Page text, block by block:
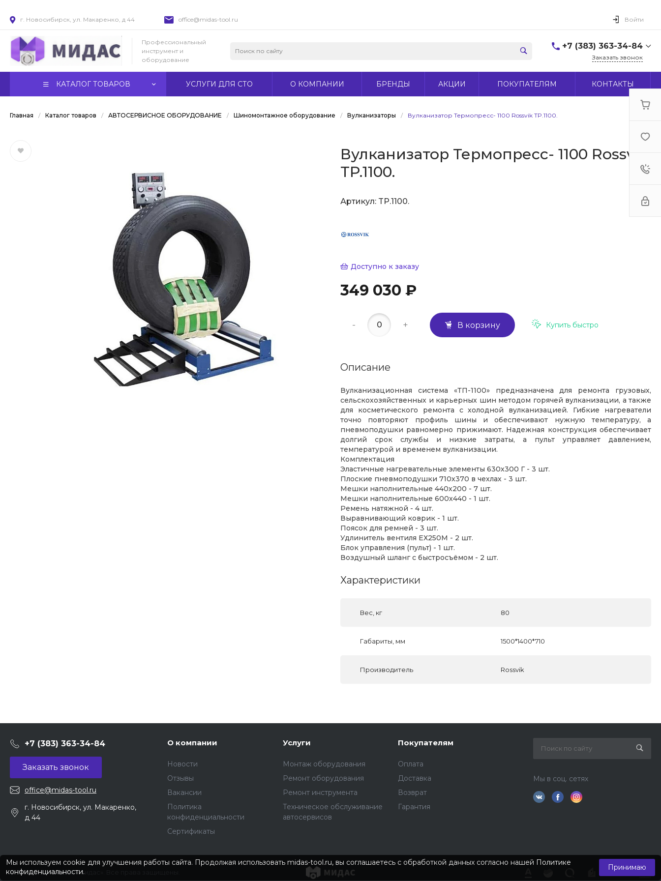
г. Новосибирск, ул. Макаренко, д 44 office@midas-tool.ru Войти
Профессиональный
инструмент и
оборудование
+7 (383) 363-34-84
г. Новосибирск, ул.
Заказать звонок
КАТАЛОГ ТОВАРОВ УСЛУГИ ДЛЯ СТО О КОМПАНИИ БРЕНДЫ АКЦИИ ПОКУПАТЕЛЯМ КОНТАКТЫ
Главная / Каталог товаров / АВТОСЕРВИСНОЕ ОБОРУДОВАНИЕ / Шиномонтажное оборудование / Вулканизаторы / Вулканизатор Термопресс- 1100 Rossvik TP.1100.
Вулканизатор Термопресс- 1100 Rossvik
TP.1100.
Артикул: TP.1100.
Доступно к заказу
349 030 ₽
- + В корзину Купить быстро
Описание
Вулканизационная система «ТП-1100» предназначена для ремонта грузовых,
сельскохозяйственных и карьерных шин методом горячей вулканизации, а также
для косметического ремонта с холодной вулканизацией. Гибкие нагреватели
точно повторяют профиль шины и обеспечивают нужную температуру, а
пневмоподушки равномерно прижимают. Надежная конструкция обеспечивает
долгий срок службы и низкие затраты, а пульт управляет давлением,
температурой и временем вулканизации.
Комплектация
Эластичные нагревательные элементы 630х300 Г - 3 шт.
Плоские пневмоподушки 710х370 в чехлах - 3 шт.
Мешки наполнительные 440х200 - 7 шт.
Мешки наполнительные 600х440 - 1 шт.
Ремень натяжной - 4 шт.
Выравнивающий коврик - 1 шт.
Поясок для ремней - 3 шт.
Удлинитель вентиля ЕХ250М - 2 шт.
Блок управления (пульт) - 1 шт.
Воздушный шланг с быстросъёмом - 2 шт.
Характеристики
Вес, кг 80
Габариты, мм 1500*1400*710
Производитель Rossvik
+7 (383) 363-34-84
Заказать звонок
office@midas-tool.ru
г. Новосибирск, ул. Макаренко,
д 44
О компании
Новости
Отзывы
Вакансии
Политика
конфиденциальности
Сертификаты
Услуги
Монтаж оборудования
Ремонт оборудования
Ремонт инструмента
Техническое обслуживание
автосервисов
Покупателям
Оплата
Доставка
Возврат
Гарантия
Мы в соц. сетях
© 2026 © Компания «Мидас». Все права защищены.
Мы используем cookie для улучшения работы сайта. Продолжая использовать midas-tool.ru, вы соглашаетесь с обработкой данных согласно нашей Политике
конфиденциальности.
Принимаю